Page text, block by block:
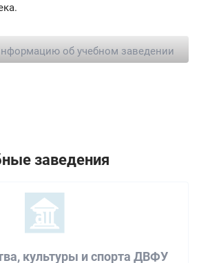
об учебном заведении
заведения
культуры и спорта ДВФУ